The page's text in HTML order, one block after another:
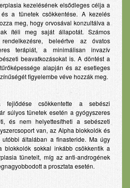
kezelésének elsődleges célja a
a tünetek csökkentése. A kezelés
meg, hogy orvosával konzultálva a
ítéli meg saját állapotát. Számos
beleértve az óvatos
terápiát, a minimálisan invazív
beavatkozásokat is. A döntést a
alapján és az esetleges
figyelembe véve hozzák meg.
fejlődése csökkentette a sebészi
súlyos tünetek esetén a gyógyszeres
és nem helyettesítheti a sebészeti
van, az Alpha blokkolók és
általában a finasteride. Ma úgy
blokkolók sokkal inkább csökkentik a
tüneteit, míg az anti-androgének
a prosztata esetén.